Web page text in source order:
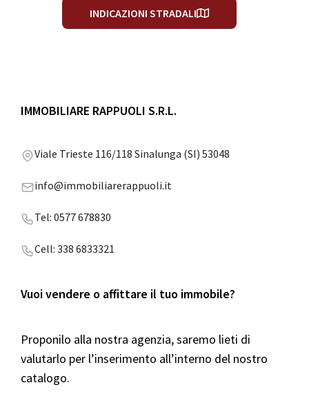
INDICAZIONI STRADALI
IMMOBILIARE RAPPUOLI S.R.L.
Viale Trieste 116/118 Sinalunga (SI) 53048
info@immobiliarerappuoli.it
Tel: 0577 678830
Cell: 338 6833321
Vuoi vendere o affittare il tuo immobile?
Proponilo alla nostra agenzia, saremo lieti di
valutarlo per l’inserimento all’interno del nostro
catalogo.